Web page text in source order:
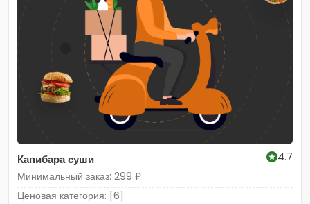
Капибара суши
4.7
Минимальный заказ: 299 ₽
Ценовая категория: [6]